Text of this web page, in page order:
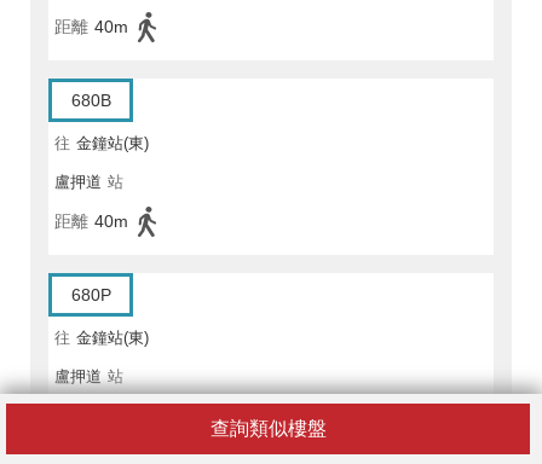
查詢類似樓盤
距離 40m
680B
往 金鐘站(東)
盧押道 站
距離 40m
680P
往 金鐘站(東)
盧押道 站